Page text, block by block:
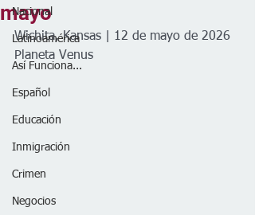
Nacional
Latinoamérica
Así Funciona...
Español
Educación
Inmigración
Crimen
Negocios
mayo
Wichita, Kansas | 12 de mayo de 2026
Planeta Venus